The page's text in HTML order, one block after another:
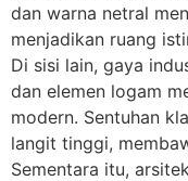
dan warna netral
menjadikan ruang
Di sisi lain, gaya
dan elemen logam
modern. Sentuhan
langit tinggi,
Sementara itu,